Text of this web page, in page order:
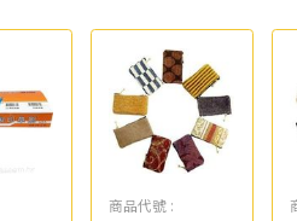
商品代號 :